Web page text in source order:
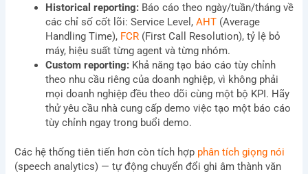
Historical reporting:Báo cáo theo ngày/tuần/tháng về
các chỉ số cốt lõi: Service Level, AHT(Average
Handling Time), FCR(First Call Resolution), tỷ lệ bỏ
máy, hiệu suất từng agent và từng nhóm.
Custom reporting:Khả năng tạo báo cáo tùy chỉnh
theo nhu cầu riêng của doanh nghiệp, vì không phải
mọi doanh nghiệp đều theo dõi cùng một bộ KPI. Hãy
thử yêu cầu nhà cung cấp demo việc tạo một báo cáo
tùy chỉnh ngay trong buổi demo.
Các hệ thống tiên tiến hơn còn tích hợp phân tích giọng nói
(speech analytics) — tự động chuyển đổi ghi âm thành văn